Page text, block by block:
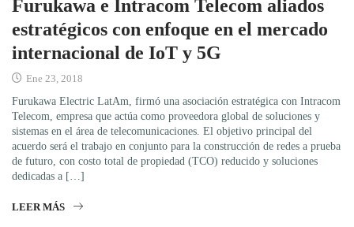
Furukawa e Intracom Telecom aliados
estratégicos con enfoque en el mercado
internacional de IoT y 5G
Ene 23, 2018
Furukawa Electric LatAm, firmó una asociación estratégica con Intracom
Telecom, empresa que actúa como proveedora global de soluciones y
sistemas en el área de telecomunicaciones. El objetivo principal del
acuerdo será el trabajo en conjunto para la construcción de redes a prueba
de futuro, con costo total de propiedad (TCO) reducido y soluciones
dedicadas a […]
LEER MÁS